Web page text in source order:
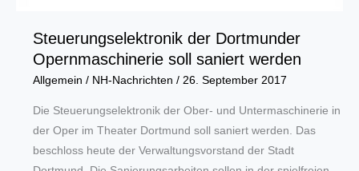
Steuerungselektronik der Dortmunder
Opernmaschinerie soll saniert werden
Allgemein / NH-Nachrichten / 26. September 2017
Die Steuerungselektronik der Ober- und Untermaschinerie in
der Oper im Theater Dortmund soll saniert werden. Das
beschloss heute der Verwaltungsvorstand der Stadt